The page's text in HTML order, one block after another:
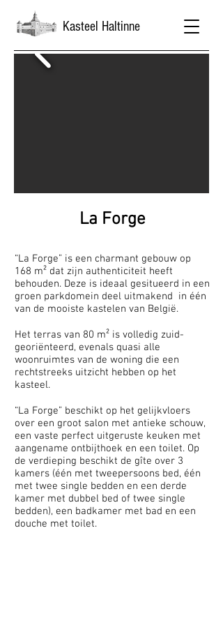
Kasteel Haltinne
La Forge
“La Forge” is een charmant gebouw op
168 m² dat zijn authenticiteit heeft
behouden. Deze is ideaal gesitueerd in een
groen parkdomein deel uitmakend in één
van de mooiste kastelen van België.
Het terras van 80 m² is volledig zuid-
georiënteerd, evenals quasi alle
woonruimtes van de woning die een
rechtstreeks uitzicht hebben op het
kasteel.
“La Forge” beschikt op het gelijkvloers
over een groot salon met antieke schouw,
een vaste perfect uitgeruste keuken met
aangename ontbijthoek en een toilet. Op
de verdieping beschikt de gîte over 3
kamers (één met tweepersoons bed, één
met twee single bedden en een derde
kamer met dubbel bed of twee single
bedden), een badkamer met bad en een
douche met toilet.